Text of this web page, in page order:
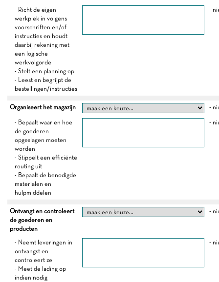
- Richt de eigen
werkplek in volgens
voorschriften en/of
instructies en houdt
daarbij rekening met
een logische
werkvolgorde
- Stelt een planning op
- Leest en begrijpt de
bestellingen/instructies
-
Organiseert het magazijn -
- Bepaalt waar en hoe
de goederen
opgeslagen moeten
worden
- Stippelt een efficiënte
routing uit
- Bepaalt de benodigde
materialen en
hulpmiddelen
-
Ontvangt en controleert
de goederen en
producten
-
- Neemt leveringen in
ontvangst en
controleert ze
- Meet de lading op
indien nodig
-